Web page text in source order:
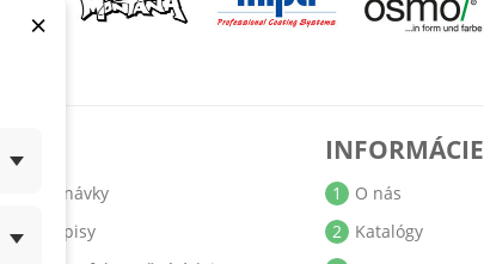
ÚČET
Objednávky
Dobropisy
INFORMÁCIE
O nás
1
Katalógy
2
×